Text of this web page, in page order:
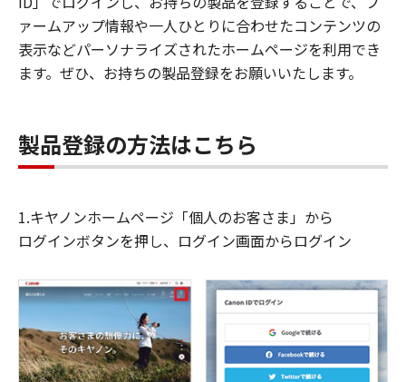
ァームアップ情報や一人ひとりに合わせたコンテンツの
表示などパーソナライズされたホームページを利用でき
ます。ぜひ、お持ちの製品登録をお願いいたします。
製品登録の方法はこちら
1.キヤノンホームページ「個人のお客さま」から
ログインボタンを押し、ログイン画面からログイン